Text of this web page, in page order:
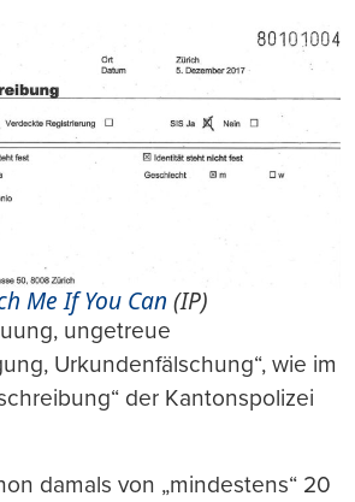
Me If You Can (IP)
ungetreue
Urkundenfälschung“, wie im
der Kantonspolizei
damals von „mindestens“ 20